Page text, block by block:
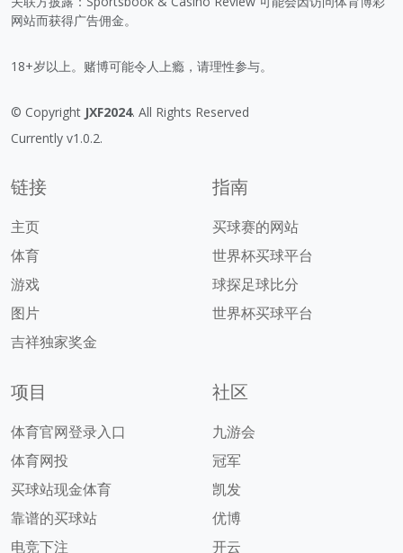
网站而获得广告佣金。
18+岁以上。赌博可能令人上瘾，请理性参与。
© Copyright JXF2024. All Rights Reserved
Currently v1.0.2.
链接
主页
体育
游戏
图片
吉祥独家奖金
指南
买球赛的网站
世界杯买球平台
球探足球比分
世界杯买球平台
项目
体育官网登录入口
体育网投
买球站现金体育
靠谱的买球站
电竞下注
社区
九游会
冠军
凯发
优博
开云